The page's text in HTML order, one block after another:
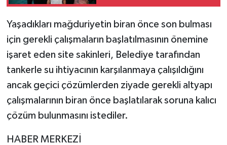
Yaşadıkları mağduriyetin biran önce son bulması
için gerekli çalışmaların başlatılmasının önemine
işaret eden site sakinleri, Belediye tarafından
tankerle su ihtiyacının karşılanmaya çalışıldığını
ancak geçici çözümlerden ziyade gerekli altyapı
çalışmalarının biran önce başlatılarak soruna kalıcı
çözüm bulunmasını istediler.
HABER MERKEZİ